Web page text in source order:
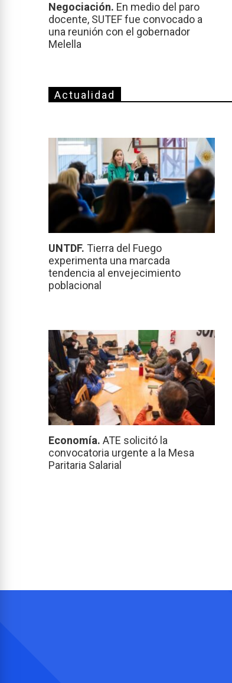
Negociación. En medio del paro
docente, SUTEF fue convocado a
una reunión con el gobernador
Melella
Actualidad
UNTDF. Tierra del Fuego
experimenta una marcada
tendencia al envejecimiento
poblacional
Economía. ATE solicitó la
convocatoria urgente a la Mesa
Paritaria Salarial